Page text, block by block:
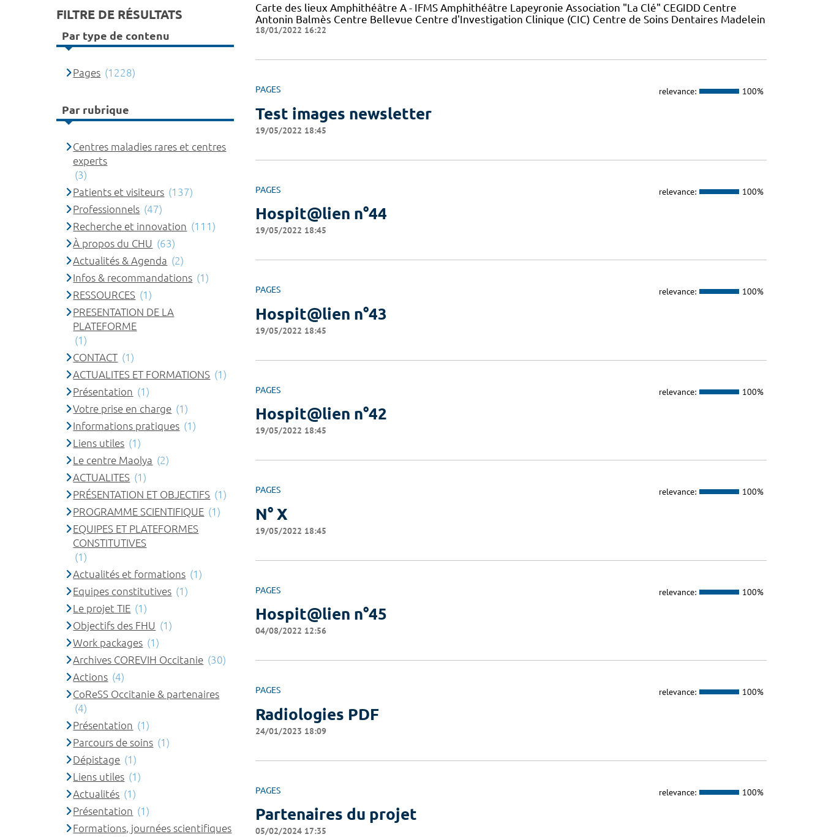
Carte des lieux Amphithéâtre A - IFMS Amphithéâtre Lapeyronie Association "La Clé" CEGIDD Centre
Antonin Balmès Centre Bellevue Centre d'Investigation Clinique (CIC) Centre de Soins Dentaires Madelein
18/01/2022 16:22
PAGES relevance: 100%
Test images newsletter
19/05/2022 18:45
PAGES relevance: 100%
Hospit@lien n°44
19/05/2022 18:45
PAGES relevance: 100%
Hospit@lien n°43
19/05/2022 18:45
PAGES relevance: 100%
Hospit@lien n°42
19/05/2022 18:45
PAGES relevance: 100%
N° X
19/05/2022 18:45
PAGES relevance: 100%
Hospit@lien n°45
04/08/2022 12:56
PAGES relevance: 100%
Radiologies PDF
24/01/2023 18:09
PAGES relevance: 100%
Partenaires du projet
05/02/2024 17:35
FILTRE DE RÉSULTATS
Par type de contenu
Pages (1228)
Par rubrique
Centres maladies rares et centres
experts
(3)
Patients et visiteurs (137)
Professionnels (47)
Recherche et innovation (111)
À propos du CHU (63)
Actualités & Agenda (2)
Infos & recommandations (1)
RESSOURCES (1)
PRESENTATION DE LA
PLATEFORME
(1)
CONTACT (1)
ACTUALITES ET FORMATIONS (1)
Présentation (1)
Votre prise en charge (1)
Informations pratiques (1)
Liens utiles (1)
Le centre Maolya (2)
ACTUALITES (1)
PRÉSENTATION ET OBJECTIFS (1)
PROGRAMME SCIENTIFIQUE (1)
EQUIPES ET PLATEFORMES
CONSTITUTIVES
(1)
Actualités et formations (1)
Equipes constitutives (1)
Le projet TIE (1)
Objectifs des FHU (1)
Work packages (1)
Archives COREVIH Occitanie (30)
Actions (4)
CoReSS Occitanie & partenaires
(4)
Présentation (1)
Parcours de soins (1)
Dépistage (1)
Liens utiles (1)
Actualités (1)
Présentation (1)
Formations, journées scientifiques